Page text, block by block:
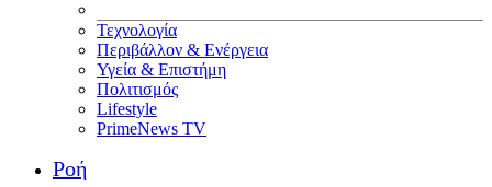
Τεχνολογία
Περιβάλλον & Ενέργεια
Υγεία & Επιστήμη
Πολιτισμός
Lifestyle
PrimeNews TV
Ροή